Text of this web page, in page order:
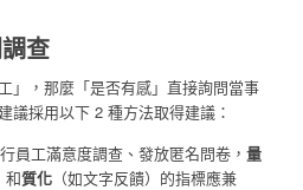
查
」，那麼「是否有感」直接詢問當事
議採用以下 2 種方法取得建議：
員工滿意度調查、發放匿名問卷， 量
和質化（如文字反饋）的指標應兼